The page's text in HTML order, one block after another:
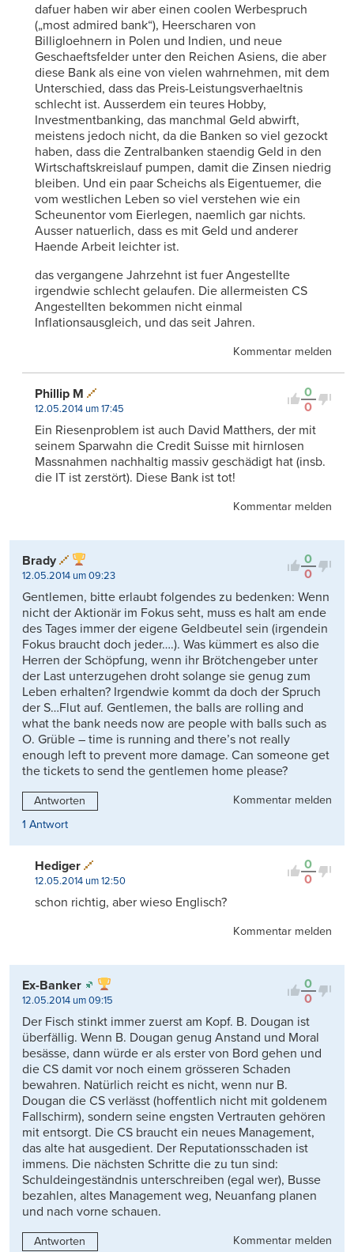
dafuer haben wir aber einen coolen Werbespruch
(„most admired bank“), Heerscharen von
Billigloehnern in Polen und Indien, und neue
Geschaeftsfelder unter den Reichen Asiens, die aber
diese Bank als eine von vielen wahrnehmen, mit dem
Unterschied, dass das Preis-Leistungsverhaeltnis
schlecht ist. Ausserdem ein teures Hobby,
Investmentbanking, das manchmal Geld abwirft,
meistens jedoch nicht, da die Banken so viel gezockt
haben, dass die Zentralbanken staendig Geld in den
Wirtschaftskreislauf pumpen, damit die Zinsen niedrig
bleiben. Und ein paar Scheichs als Eigentuemer, die
vom westlichen Leben so viel verstehen wie ein
Scheunentor vom Eierlegen, naemlich gar nichts.
Ausser natuerlich, dass es mit Geld und anderer
Haende Arbeit leichter ist.
das vergangene Jahrzehnt ist fuer Angestellte
irgendwie schlecht gelaufen. Die allermeisten CS
Angestellten bekommen nicht einmal
Inflationsausgleich, und das seit Jahren.
Kommentar melden
0
0
Phillip M
12.05.2014 um 17:45
Ein Riesenproblem ist auch David Matthers, der mit
seinem Sparwahn die Credit Suisse mit hirnlosen
Massnahmen nachhaltig massiv geschädigt hat (insb.
die IT ist zerstört). Diese Bank ist tot!
Kommentar melden
0
0
Brady
12.05.2014 um 09:23
Gentlemen, bitte erlaubt folgendes zu bedenken: Wenn
nicht der Aktionär im Fokus seht, muss es halt am ende
des Tages immer der eigene Geldbeutel sein (irgendein
Fokus braucht doch jeder….). Was kümmert es also die
Herren der Schöpfung, wenn ihr Brötchengeber unter
der Last unterzugehen droht solange sie genug zum
Leben erhalten? Irgendwie kommt da doch der Spruch
der S…Flut auf. Gentlemen, the balls are rolling and
what the bank needs now are people with balls such as
O. Grüble – time is running and there’s not really
enough left to prevent more damage. Can someone get
the tickets to send the gentlemen home please?
Antworten
Kommentar melden
1 Antwort
0
0
Hediger
12.05.2014 um 12:50
schon richtig, aber wieso Englisch?
Kommentar melden
0
0
Ex-Banker
12.05.2014 um 09:15
Der Fisch stinkt immer zuerst am Kopf. B. Dougan ist
überfällig. Wenn B. Dougan genug Anstand und Moral
besässe, dann würde er als erster von Bord gehen und
die CS damit vor noch einem grösseren Schaden
bewahren. Natürlich reicht es nicht, wenn nur B.
Dougan die CS verlässt (hoffentlich nicht mit goldenem
Fallschirm), sondern seine engsten Vertrauten gehören
mit entsorgt. Die CS braucht ein neues Management,
das alte hat ausgedient. Der Reputationsschaden ist
immens. Die nächsten Schritte die zu tun sind:
Schuldeingeständnis unterschreiben (egal wer), Busse
bezahlen, altes Management weg, Neuanfang planen
und nach vorne schauen.
Antworten Kommentar melden